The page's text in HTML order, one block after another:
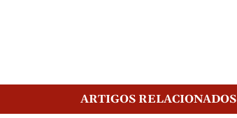
ARTIGOS RELACIONADOS